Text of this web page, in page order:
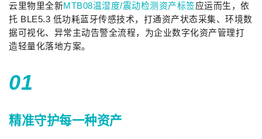
云里物里全新MTB08温湿度/震动检测资产标签应运而生，依
托 BLE5.3 低功耗蓝牙传感技术，打通资产状态采集、环境数
据可视化、异常主动告警全流程，为企业数字化资产管理打
造轻量化落地方案。
01
精准守护每一种资产